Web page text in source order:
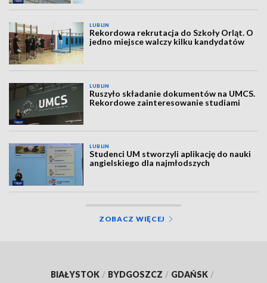
LUBLIN
Rekordowa rekrutacja do Szkoły Orląt. O
jedno miejsce walczy kilku kandydatów
LUBLIN
Ruszyło składanie dokumentów na UMCS.
Rekordowe zainteresowanie studiami
LUBLIN
Studenci UM stworzyli aplikację do nauki
angielskiego dla najmłodszych
ZOBACZ WIĘCEJ
BIAŁYSTOK / BYDGOSZCZ / GDAŃSK /